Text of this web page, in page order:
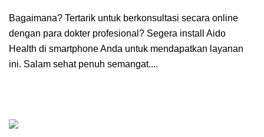
Bagaimana? Tertarik untuk berkonsultasi secara online
dengan para dokter profesional? Segera install Aido
Health di smartphone Anda untuk mendapatkan layanan
ini. Salam sehat penuh semangat....